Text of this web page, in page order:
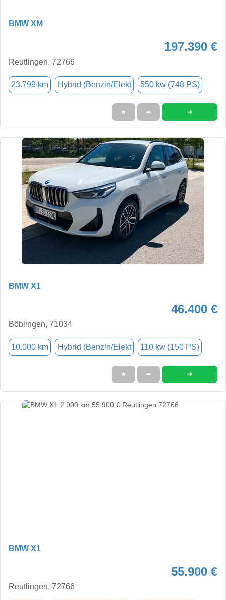
BMW XM
197.390 €
Reutlingen, 72766
23.799 km Hybrid (Benzin/Elekt 550 kw (748 PS)
★ ➦ ➜
BMW X1
46.400 €
Böblingen, 71034
10.000 km Hybrid (Benzin/Elekt 110 kw (150 PS)
★ ➦ ➜
BMW X1
55.900 €
Reutlingen, 72766